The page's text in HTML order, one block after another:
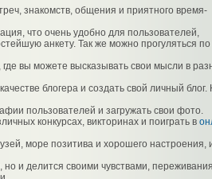
знакомств, общения и приятного время-
что очень удобно для пользователей,
анкету. Так же можно прогуляться по
, где вы можете высказывать свои мысли в
блогера и создать свой личный блог.
пользователей и загружать свои фото.
конкурсах, викторинах и поиграть в
море позитива и хорошего настроения,
и делится своими чувствами,